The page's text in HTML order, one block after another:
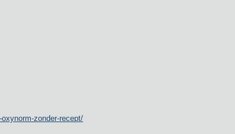
zonder-recept/